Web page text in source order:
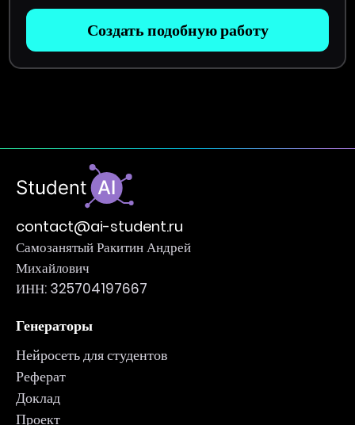
Создать подобную работу
contact@ai-student.ru
Самозанятый Ракитин Андрей
Михайлович
ИНН: 325704197667
Генераторы
Нейросеть для студентов
Реферат
Доклад
Проект